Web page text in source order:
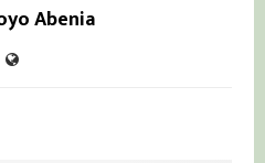
Abenia